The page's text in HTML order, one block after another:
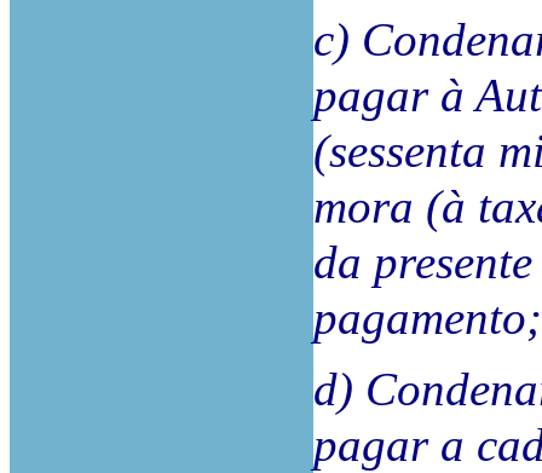
c)
pagar à
(sessenta
mora (à
da
pagamento;
d)
pagar a